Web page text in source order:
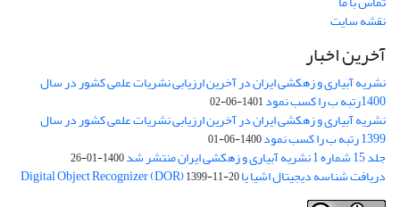
نقشه سایت
آخرین اخبار
نشریه آبیاری و زهکشی ایران در آخرین ارزیابی نشریات علمی کشور در سال
1400رتبه ب را کسب نمود 1401-06-02
نشریه آبیاری و زهکشی ایران در آخرین ارزیابی نشریات علمی کشور در سال
1399 رتبه ب را کسب نمود 1400-06-01
جلد 15 شماره 1 نشریه آبیاری و زهکشی ایران منتشر شد 1400-01-26
دریافت شناسه دیجیتال اشیا یا Digital Object Recognizer (DOR)1399-11-20